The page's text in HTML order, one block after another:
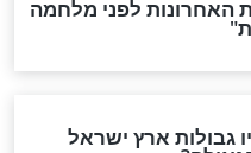
המשיח יהיה
בתשובה?